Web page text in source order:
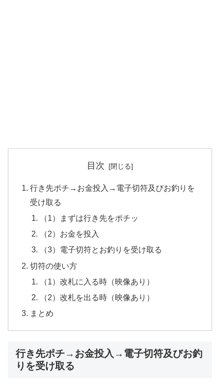
目次
行き先ポチ→お金投入→電子切符及びお釣りを
受け取る
（1）まずは行き先をポチッ
（2）お金を投入
（3）電子切符とお釣りを受け取る
切符の使い方
（1）改札に入る時（映像あり）
（2）改札を出る時（映像あり）
まとめ
行き先ポチ→お金投入→電子切符及びお釣
りを受け取る